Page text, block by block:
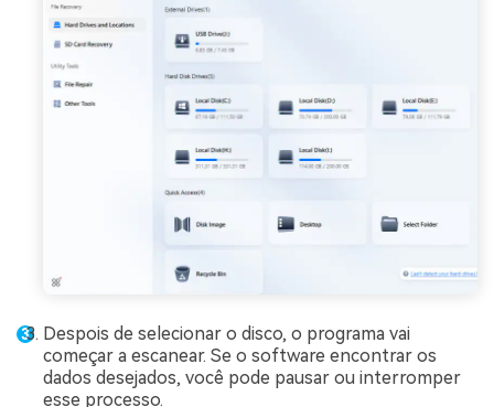
Despois de selecionar o disco, o programa vai
começar a escanear. Se o software encontrar os
dados desejados, você pode pausar ou interromper
esse processo.